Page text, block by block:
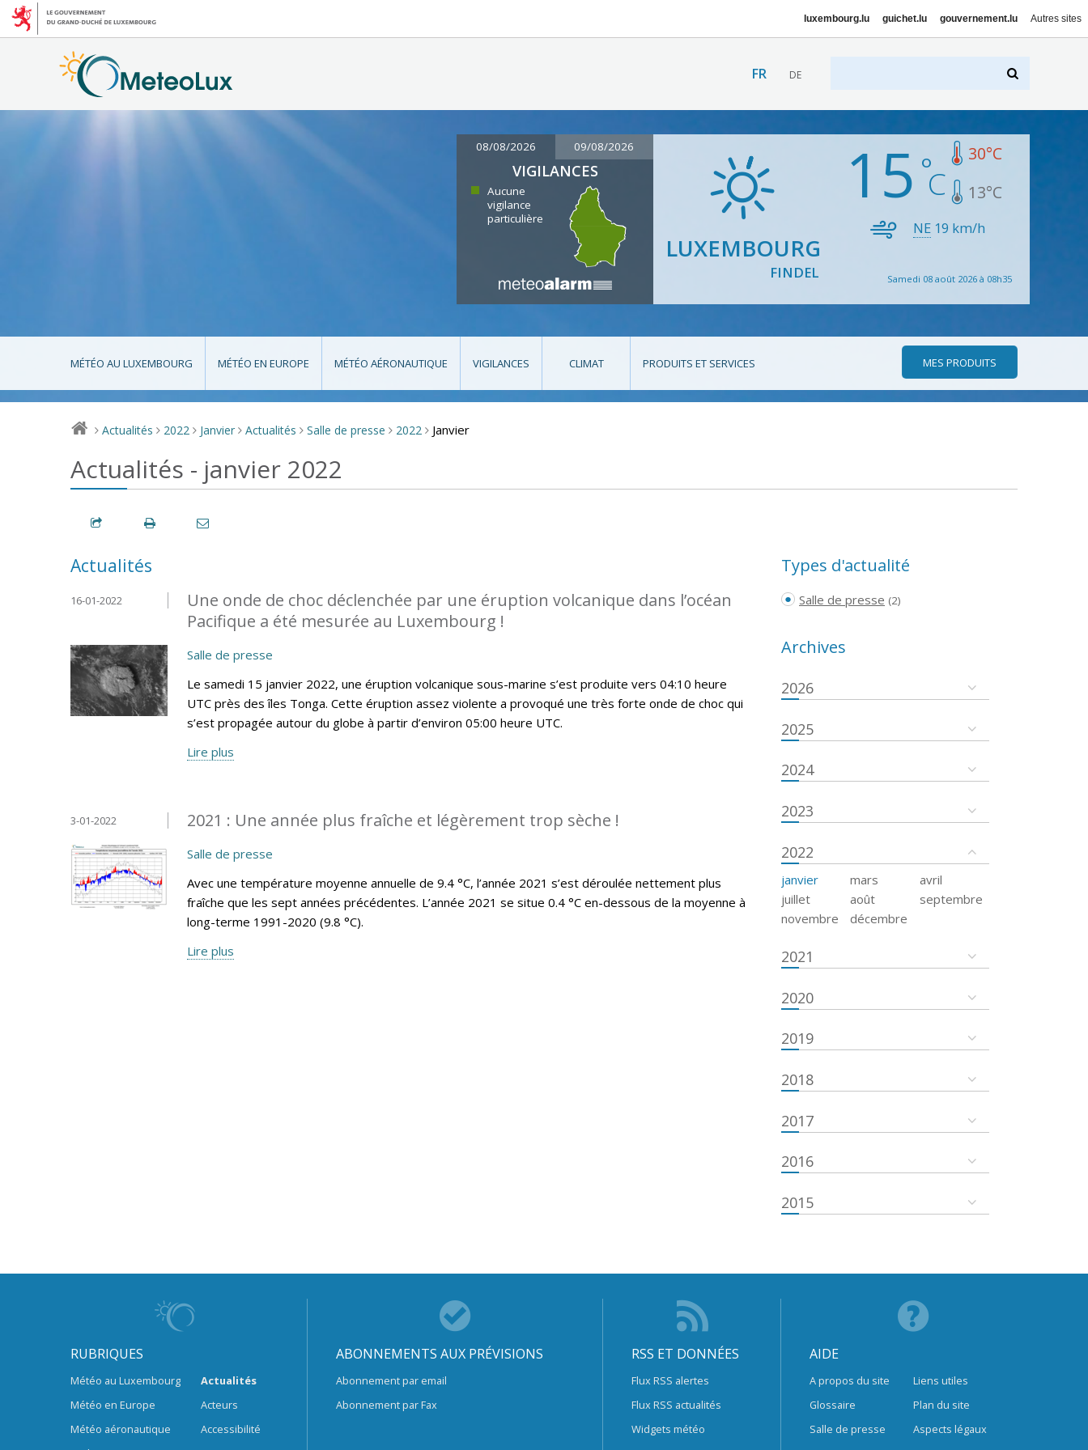
luxembourg.lu guichet.lu gouvernement.lu Autres sites
FR DE
08/08/2026 09/08/2026
VIGILANCES
Aucune
vigilance
particulière
LUXEMBOURG
FINDEL
15 30°C
13°C
NE 19 km/h
Samedi 08 août 2026 à 08h35
MÉTÉO AU LUXEMBOURG MÉTÉO EN EUROPE MÉTÉO AÉRONAUTIQUE VIGILANCES CLIMAT PRODUITS ET SERVICES MES PRODUITS
> Actualités > 2022 > Janvier > Actualités > Salle de presse > 2022 > Janvier
Actualités - janvier 2022
Actualités
Une onde de choc déclenchée par une éruption volcanique dans l’océan
Pacifique a été mesurée au Luxembourg !
16-01-2022
Salle de presse
Le samedi 15 janvier 2022, une éruption volcanique sous-marine s’est produite vers 04:10 heure
UTC près des îles Tonga. Cette éruption assez violente a provoqué une très forte onde de choc qui
s’est propagée autour du globe à partir d’environ 05:00 heure UTC.
Lire plus
2021 : Une année plus fraîche et légèrement trop sèche !
3-01-2022
Salle de presse
Avec une température moyenne annuelle de 9.4 °C, l’année 2021 s’est déroulée nettement plus
fraîche que les sept années précédentes. L’année 2021 se situe 0.4 °C en-dessous de la moyenne à
long-terme 1991-2020 (9.8 °C).
Lire plus
Types d'actualité
Salle de presse (2)
Archives
2026
2025
2024
2023
2022
janvier mars
avril
juillet
août
septembre
novembre
décembre
2021
2020
2019
2018
2017
2016
2015
RUBRIQUES
Météo au Luxembourg
Météo en Europe
Météo aéronautique
Actualités
Acteurs
Accessibilité
ABONNEMENTS AUX PRÉVISIONS
Abonnement par email
Abonnement par Fax
RSS ET DONNÉES
Flux RSS alertes
Flux RSS actualités
Widgets météo
AIDE
A propos du site
Glossaire
Salle de presse
Liens utiles
Plan du site
Aspects légaux